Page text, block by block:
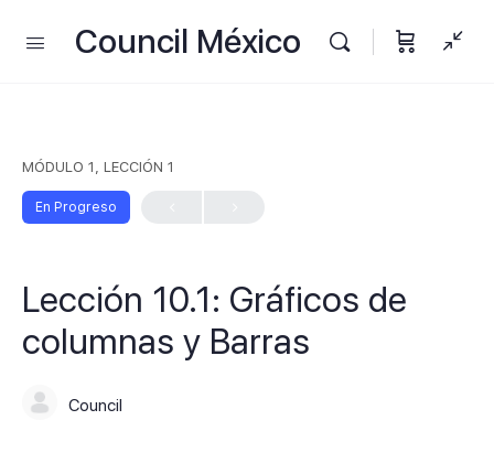
Council México
MÓDULO 1, LECCIÓN 1
En Progreso
Lección 10.1: Gráficos de
columnas y Barras
Council